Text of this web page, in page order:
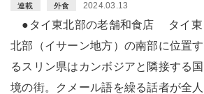
連載 外食 2024.03.13
●タイ東北部の老舗和食店 タイ東
北部（イサーン地方）の南部に位置す
るスリン県はカンボジアと隣接する国
境の街。クメール語を繰る話者が全人